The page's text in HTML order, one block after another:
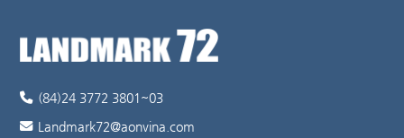
즈코너에서는 다채로운 활동이 준비될 예
정 입니다.키즈코너가 있어 부모님이 편
(84)24 3772 3801~03
Landmark72@aonvina.com